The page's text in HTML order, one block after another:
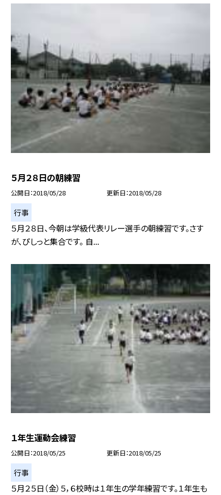
５月２８日の朝練習
公開日 2018/05/28 更新日 2018/05/28
行事
５月２８日、今朝は学級代表リレー選手の朝練習です。さす
が、ぴしっと集合です。 自...
１年生運動会練習
公開日 2018/05/25 更新日 2018/05/25
行事
５月２５日（金）５，６校時は１年生の学年練習です。１年生も